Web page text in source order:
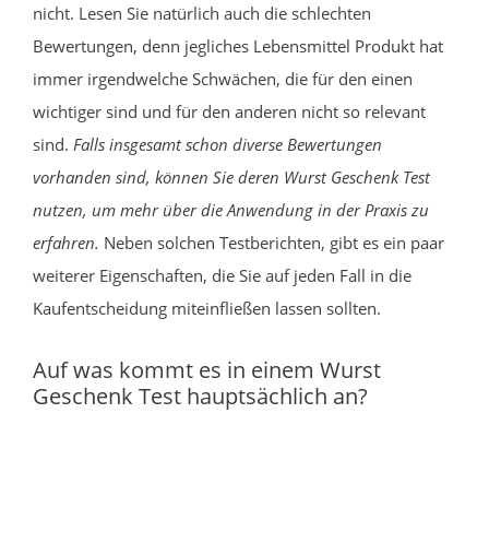
nicht. Lesen Sie natürlich auch die schlechten
Bewertungen, denn jegliches Lebensmittel Produkt hat
immer irgendwelche Schwächen, die für den einen
wichtiger sind und für den anderen nicht so relevant
sind. Falls insgesamt schon diverse Bewertungen
vorhanden sind, können Sie deren Wurst Geschenk Test
nutzen, um mehr über die Anwendung in der Praxis zu
erfahren. Neben solchen Testberichten, gibt es ein paar
weiterer Eigenschaften, die Sie auf jeden Fall in die
Kaufentscheidung miteinfließen lassen sollten.
Auf was kommt es in einem Wurst
Geschenk Test hauptsächlich an?